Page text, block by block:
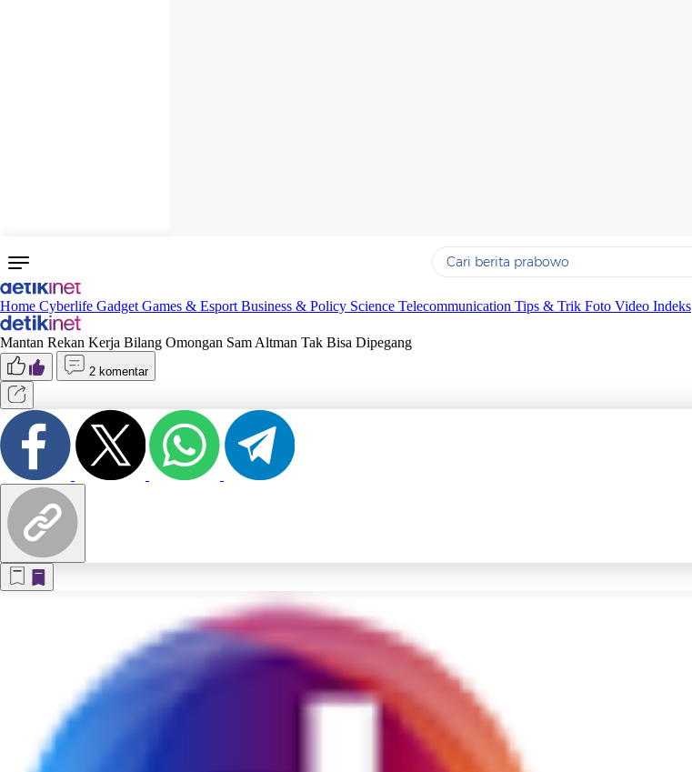
Yang sedang ramai dicari
Terakhir yang dicari
Home Cyberlife Gadget Games & Esport Business & Policy Science Telecommunication Tips & Trik Foto Video Indeks
Mantan Rekan Kerja Bilang Omongan Sam Altman Tak Bisa Dipegang
2 komentar